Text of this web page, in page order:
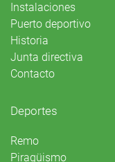
Instalaciones
Puerto deportivo
Historia
Junta directiva
Contacto
Deportes
Remo
Piragüismo